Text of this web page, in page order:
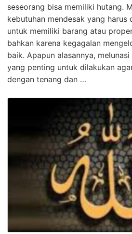
seseorang bisa memiliki hutang.
kebutuhan mendesak yang harus
untuk memiliki barang atau
bahkan karena kegagalan
baik. Apapun alasannya,
yang penting untuk dilakukan
dengan tenang dan …